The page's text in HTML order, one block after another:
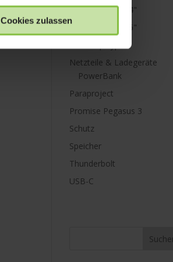
Cookies zulassen
MacBook Pro 14"
MacBook Pro 16"
Mini Displayport
Netzteile & Ladegeräte
PowerBank
Paraproject
Promise Pegasus 3
Schutz
Speicher
Thunderbolt
USB-C